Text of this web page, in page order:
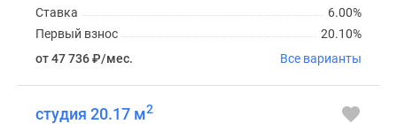
6.00%
Ставка
20.10%
Первый взнос
от 47 736₽/мес. Все варианты
студия 20.17 м2